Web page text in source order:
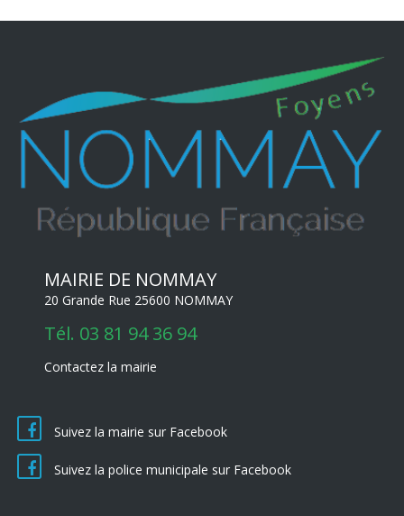
MAIRIE DE NOMMAY
20 Grande Rue 25600 NOMMAY
Tél. 03 81 94 36 94
Contactez la mairie
Suivez la mairie sur Facebook
Suivez la police municipale sur Facebook